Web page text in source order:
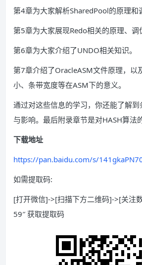
第4章为大家解析SharedPool的原理和
第5章为大家展现Redo相关的原理、调
第6章为大家介绍了UNDO相关知识。
第7章介绍了OracleASM文件原理，以
小、条带宽度等在ASM下的意义。
通过对这些信息的学习，你还能了解
与影响。最后附录章节是对HASH算法
下载地址
https://pan.baidu.com/s/
如需提取码:
[打开微信]->[扫描下方二维码]->[关注
59″ 获取提取码